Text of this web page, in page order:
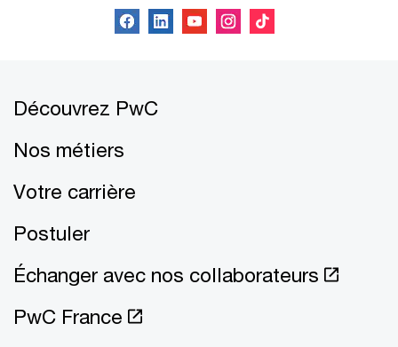
Découvrez PwC
Nos métiers
Votre carrière
Postuler
Échanger avec nos collaborateurs
PwC France